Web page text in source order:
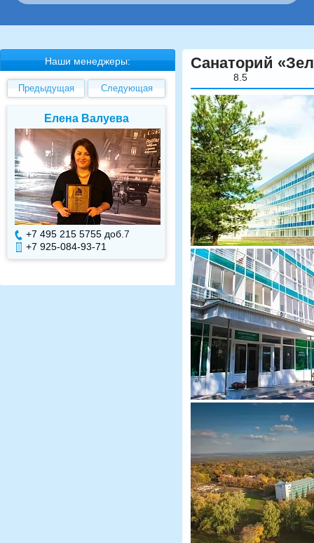
Наши менеджеры:
Предыдущая Следующая
Елена Валуева
+7 495 215 5755 доб. 7
+7 925-084-93-71
Светлана
+7 495 215 5755 доб.
+7 925-084-93-70
Санаторий
8.5